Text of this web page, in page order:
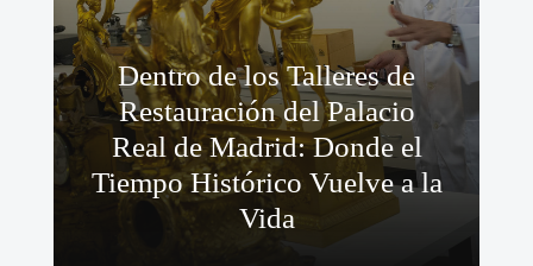
Dentro de los Talleres de
Restauración del Palacio
Real de Madrid: Donde el
Tiempo Histórico Vuelve a la
Vida